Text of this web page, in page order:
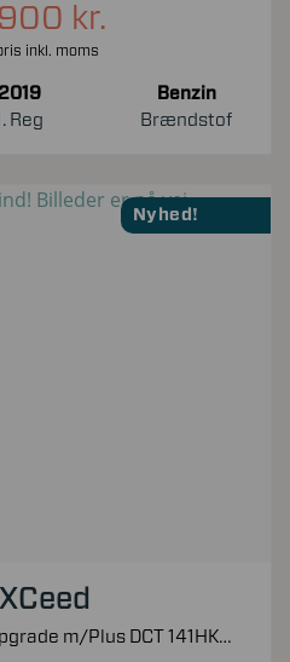
kr.
inkl. moms
2019
Reg
Benzin
Brændstof
Nyhed!
1,6 GDI Plugin-hybrid Upgrade m/Plus DCT 141HK 5d 6g Aut.